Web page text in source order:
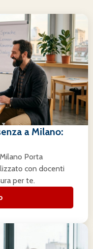
a Milano:
Porta
con docenti
per te.